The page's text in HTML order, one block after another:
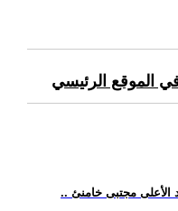
الموقع الرئيسي
الأعلى مجتبى خامنئ